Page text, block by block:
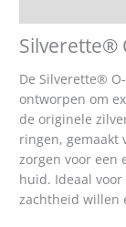
Silverette®
De Silverette®
ontworpen om
de originele
ringen, gemaakt
zorgen voor een
huid. Ideaal
zachtheid willen